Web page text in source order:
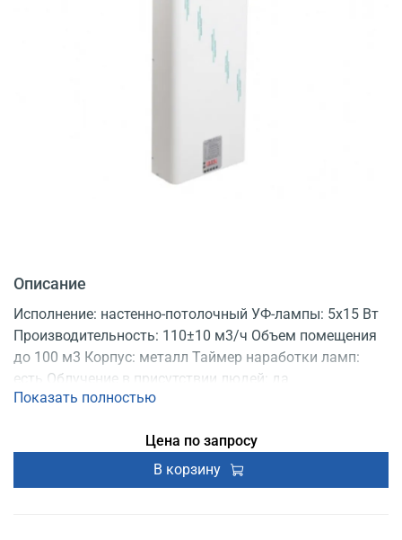
Описание
Исполнение: настенно-потолочный УФ-лампы: 5x15 Вт
Производительность: 110±10 м3/ч Объем помещения
до 100 м3 Корпус: металл Таймер наработки ламп:
есть Облучение в присутствии людей: да
Регистрационное удостоверение
Показать полностью
Цена по запросу
В корзину